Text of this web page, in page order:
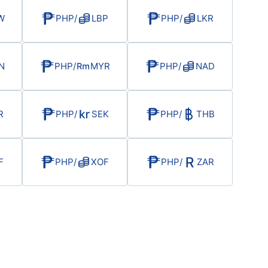
(MELI)
PHP/ LBP PHP/ LKR
PHP/ MYR PHP/ NAD
PHP/ SEK PHP/ THB
PHP/ XOF PHP/ ZAR